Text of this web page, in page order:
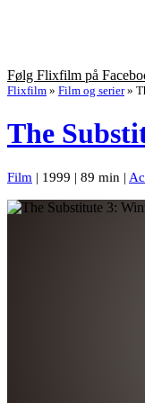
Følg Flixfilm på
Flixfilm » Film og serier »
The
Film | 1999 | 89 min |